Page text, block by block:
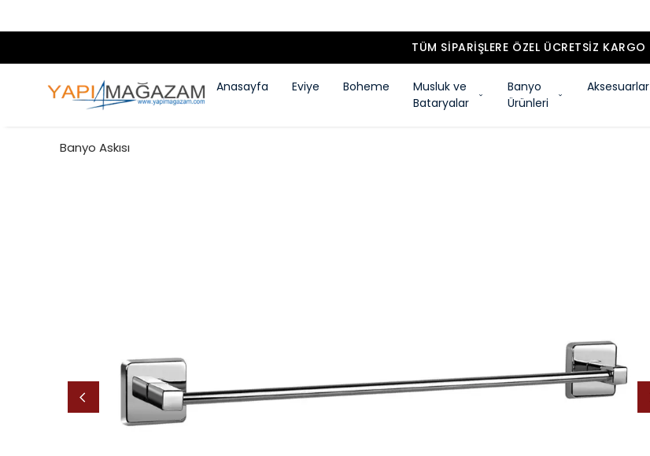
TÜM SIPARIŞLERE ÖZEL ÜCRETSIZ KARGO
Anasayfa Eviye Boheme
Musluk ve
Bataryalar
Banyo
Ürünleri
Aksesuarlar
Banyo Askısı